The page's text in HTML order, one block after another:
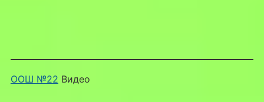
ООШ №22 Видео